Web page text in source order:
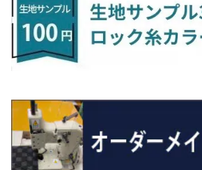
H27/1～R5/6 30系
R5/6～ 40系
H24/4～29/10 20系
ヴィッツ
H22/12～R2/3 130系
ヴォクシー
H26/1～R4/1 80系
R4/1～ 90系
エスクァイア
H26/10～R3/12 80系
エスティマ
R3/11～ 20系
H26/10～
ＲＸ
H27/10～R4/7 20系5人乗
H29/12～R4/7 20系7人乗
ＵＸ
H30/11～
R2/6~R8/6 15系(e-POWER)
R8/6～ 16系
H11/6～H16/10 Y34
サクラ
R4/5～ B6AW
シーマ
H13/1～R4/8 F50・Y51
シルビア
H3/1～H11/1 S13・S14
シルフィ
H23/5～ LA100系
ソルテラ
R4/5~ XEAM10X・YEAM15X
ディアスワゴン
H21/9～R2/4 S300系
トレジア
H22/11～H28/3 120系
フォレスター
H24/11～R1/8 GJ系
キャロル
H27/1～ HB36/37/97S
キャロルエコ
H24/11～H27/1 HB35S
スクラム
H17/9～ DG64/DG17
スクラムトラック
R1/7～ LA650/660
H28/11～ M900系
ハイゼット・キャディー
H28/6～R3/9 LA700V
ハイゼット・カーゴ
H16/12～ S300/S700系
ハイゼット・トラック
H11/1～ S200/S500系
ブーン
H13/9～ DA系
クロスビー(XBEE)
H29/12～R7/10 MN71S
ジムニー
H3/6～ JA/JB系
ジムニーノマド
R7/4～ JC74W
ジムニーワイド/ジムニーシエラ
H24/10～R2/12 GF系
アウトランダーＰＨＥＶ
H25/1～ GG/GN系 5人乗
エクリプスクロス/エクリプスクロスPHEV
H30/3～ GK/GL系
タウンボックス
H26/2～ DS17/64W
ディグニティ
H24/11～R2/3 JG1・JG2
R2/11～ JG3・JG4
N-ONE e:
R7/9~ JG5
N-VAN
H30/7～ JJ1・JJ2
N-VAN e:
R6/10~ JJ3
N‐WGN/N‐WGNカスタム
H16/4～28/1 １T系 トゥラン
R2/7～ A1D系
ティグアン
H20/9～H29/1 5NC系
トゥアレグ
H15/9～H30/4 7L/7P系
パサート
H23/5～H27/7 3CCAX
ザ・ビートル
H27/6～R1/8
ＣＬＳクラス
H30/6～
Ｅクラス
H28/7～
ＧＬＡクラス
H26/5～R2/6
ＧＬＥクラス
ラグマットミニ（S）